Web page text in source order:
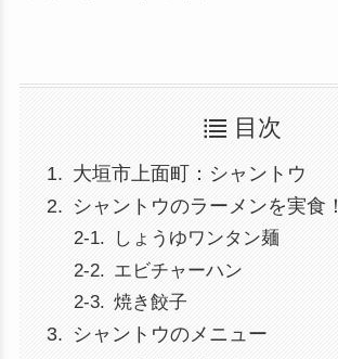
目次
大垣市上面町：シャントウ
シャントウのラーメンを実食！
しょうゆワンタン麺
エビチャーハン
焼き餃子
シャントウのメニュー